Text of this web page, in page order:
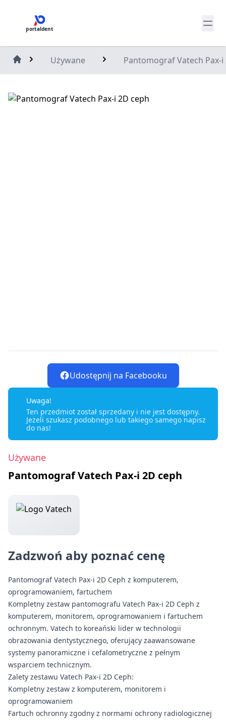
portaldent
Używane Pantomograf Vatech Pax-i
Udostępnij na Facebooku
Uwaga!
Ten przedmiot został sprzedany i nie jest dostępny.
Jeżeli szukasz podobnego lub takiego samego napisz
do nas!
Używane
Pantomograf Vatech Pax-i 2D ceph
Zadzwoń aby poznać cenę
Pantomograf Vatech Pax-i 2D Ceph z komputerem,
oprogramowaniem, fartuchem
Kompletny zestaw pantomografu Vatech Pax-i 2D Ceph z
komputerem, monitorem, oprogramowaniem i fartuchem
ochronnym. Vatech to koreański lider w technologii
obrazowania dentystycznego, oferujący zaawansowane
systemy panoramiczne i cefalometryczne z pełnym
wsparciem technicznym.
Zalety zestawu Vatech Pax-i 2D Ceph:
Kompletny zestaw z komputerem, monitorem i
oprogramowaniem
Fartuch ochronny zgodny z normami ochrony radiologicznej